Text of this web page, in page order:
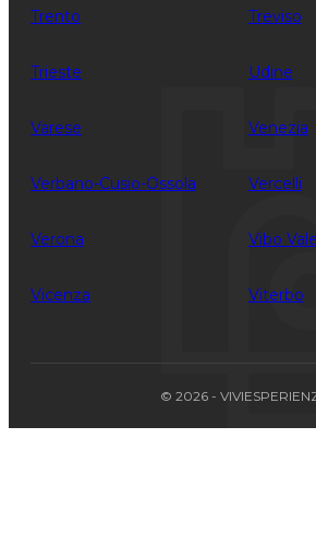
Trento Treviso
Trieste Udine
Varese Venezia
Verbano-Cusio-Ossola Vercelli
Verona Vibo
Vicenza Viterbo
© 2026 -